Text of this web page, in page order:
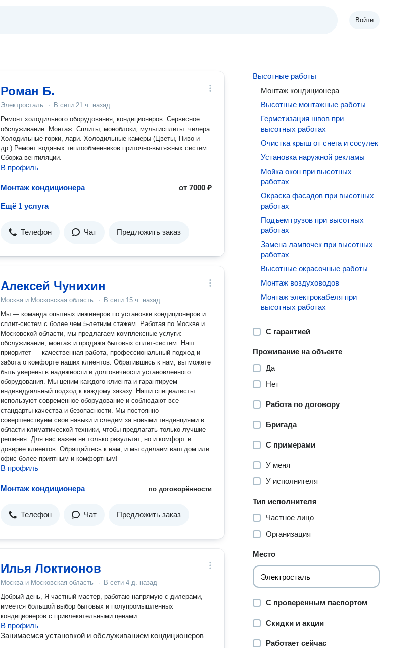
Войти
Роман Б.
Электросталь · В сети 21 ч. назад
Ремонт холодильного оборудования, кондиционеров. Сервисное
обслуживание. Монтаж. Сплиты, моноблоки, мультисплиты. чилера.
Холодильные горки, лари. Холодильные камеры (Цветы, Пиво и
др.) Ремонт водяных теплообменников приточно-вытяжных систем.
Сборка вентиляции.
В профиль
Монтаж кондиционера от7000 ₽
Ещё 1 услуга
Телефон Чат Предложить заказ
Алексей Чунихин
Москва и Московская область · В сети 15 ч. назад
Мы — команда опытных инженеров по установке кондиционеров и
сплит-систем с более чем 5-летним стажем. Работая по Москве и
Московской области, мы предлагаем комплексные услуги:
обслуживание, монтаж и продажа бытовых сплит-систем. Наш
приоритет — качественная работа, профессиональный подход и
забота о комфорте наших клиентов. Обратившись к нам, вы можете
быть уверены в надежности и долговечности установленного
оборудования. Мы ценим каждого клиента и гарантируем
индивидуальный подход к каждому заказу. Наши специалисты
используют современное оборудование и соблюдают все
стандарты качества и безопасности. Мы постоянно
совершенствуем свои навыки и следим за новыми тенденциями в
области климатической техники, чтобы предлагать только лучшие
решения. Для нас важен не только результат, но и комфорт и
доверие клиентов. Обращайтесь к нам, и мы сделаем ваш дом или
офис более приятным и комфортным!
В профиль
Монтаж кондиционера по договорённости
Телефон Чат Предложить заказ
Илья Локтионов
Москва и Московская область · В сети 4 д. назад
Добрый день, Я частный мастер, работаю напрямую с дилерами,
имеется большой выбор бытовых и полупромышленных
кондиционеров с привлекательными ценами.
В профиль
Занимаемся установкой и обслуживанием кондиционеров
Высотные работы
Монтаж кондиционера
Высотные монтажные работы
Герметизация швов при
высотных работах
Очистка крыш от снега и сосулек
Установка наружной рекламы
Мойка окон при высотных
работах
Окраска фасадов при высотных
работах
Подъем грузов при высотных
работах
Замена лампочек при высотных
работах
Высотные окрасочные работы
Монтаж воздуховодов
Монтаж электрокабеля при
высотных работах
С гарантией
Проживание на объекте
Да
Нет
Работа по договору
Бригада
С примерами
У меня
У исполнителя
Тип исполнителя
Частное лицо
Организация
Место
С проверенным паспортом
Скидки и акции
Работает сейчас